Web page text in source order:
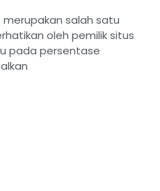
merupakan salah satu
oleh pemilik situs
pada persentase